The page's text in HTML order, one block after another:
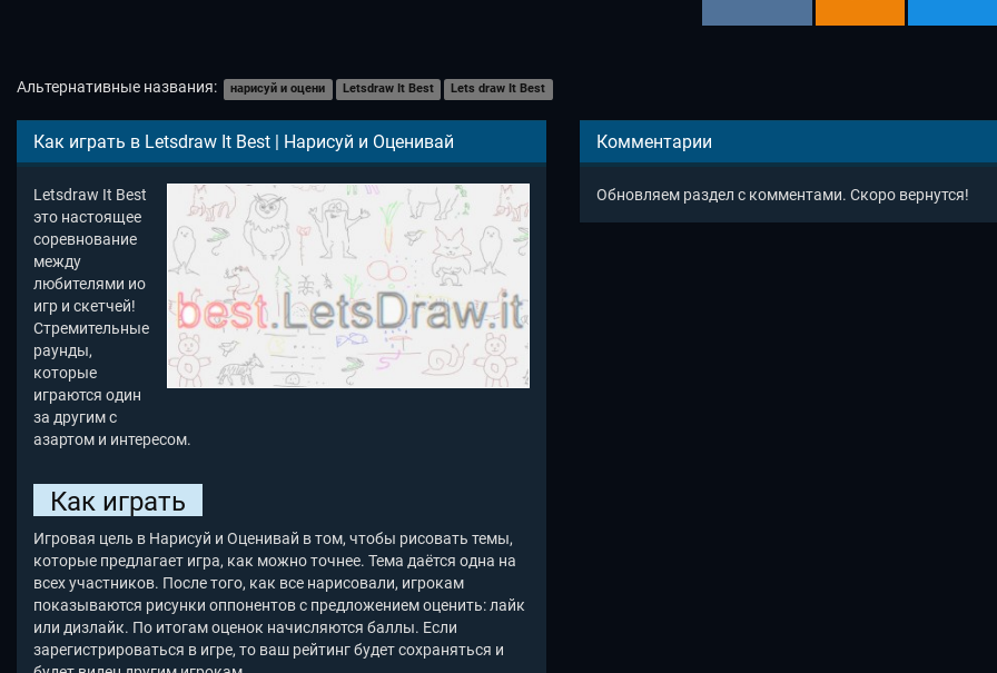
Альтернативные названия: нарисуй и оцени Letsdraw It Best Lets draw It Best
Как играть в Letsdraw It Best | Нарисуй и Оценивай
Letsdraw It Best
это настоящее
соревнование
между
любителями ио
игр и скетчей!
Стремительные
раунды,
которые
играются один
за другим с
азартом и интересом.
Как играть
Игровая цель в Нарисуй и Оценивай в том, чтобы рисовать темы,
которые предлагает игра, как можно точнее. Тема даётся одна на
всех участников. После того, как все нарисовали, игрокам
показываются рисунки оппонентов с предложением оценить: лайк
или дизлайк. По итогам оценок начисляются баллы. Если
зарегистрироваться в игре, то ваш рейтинг будет сохраняться и
Комментарии
Обновляем раздел с комментами. Скоро вернутся!